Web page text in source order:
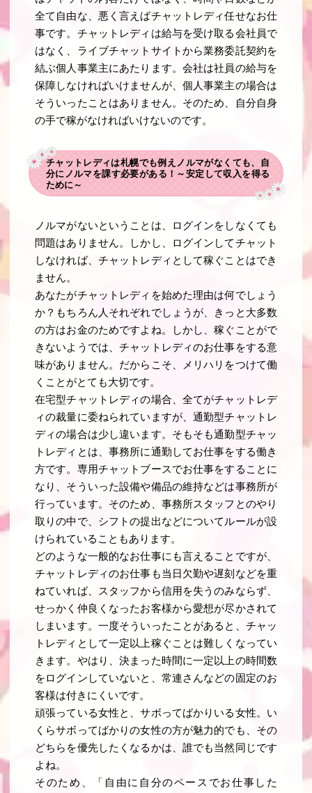
全て自由な、悪く言えばチャットレディ任せなお仕
事です。チャットレディは給与を受け取る会社員で
はなく、ライブチャットサイトから業務委託契約を
結ぶ個人事業主にあたります。会社は社員の給与を
保障しなければいけませんが、個人事業主の場合は
そういったことはありません。そのため、自分自身
の手で稼がなければいけないのです。
チャットレディは札幌でも例えノルマがなくても、自
分にノルマを課す必要がある！～安定して収入を得る
ために～
ノルマがないということは、ログインをしなくても
問題はありません。しかし、ログインしてチャット
しなければ、チャットレディとして稼ぐことはでき
ません。
あなたがチャットレディを始めた理由は何でしょう
か？もちろん人それぞれでしょうが、きっと大多数
の方はお金のためですよね。しかし、稼ぐことがで
きないようでは、チャットレディのお仕事をする意
味がありません。だからこそ、メリハリをつけて働
くことがとても大切です。
在宅型チャットレディの場合、全てがチャットレデ
ィの裁量に委ねられていますが、通勤型チャットレ
ディの場合は少し違います。そもそも通勤型チャッ
トレディとは、事務所に通勤してお仕事をする働き
方です。専用チャットブースでお仕事をすることに
なり、そういった設備や備品の維持などは事務所が
行っています。そのため、事務所スタッフとのやり
取りの中で、シフトの提出などについてルールが設
けられていることもあります。
どのような一般的なお仕事にも言えることですが、
チャットレディのお仕事も当日欠勤や遅刻などを重
ねていれば、スタッフから信用を失うのみならず、
せっかく仲良くなったお客様から愛想が尽かされて
しまいます。一度そういったことがあると、チャッ
トレディとして一定以上稼ぐことは難しくなってい
きます。やはり、決まった時間に一定以上の時間数
をログインしていないと、常連さんなどの固定のお
客様は付きにくいです。
頑張っている女性と、サボってばかりいる女性。い
くらサボってばかりの女性の方が魅力的でも、その
どちらを優先したくなるかは、誰でも当然同じです
よね。
そのため、「自由に自分のペースでお仕事した